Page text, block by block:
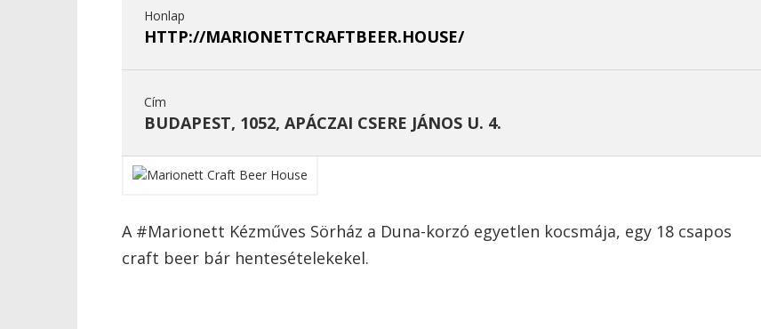
Honlap
HTTP://MARIONETTCRAFTBEER.HOUSE/
Cím
BUDAPEST, 1052, APÁCZAI CSERE JÁNOS U. 4.
A #Marionett Kézműves Sörház a Duna-korzó egyetlen kocsmája, egy 18 csapos
craft beer bár hentesételekekel.